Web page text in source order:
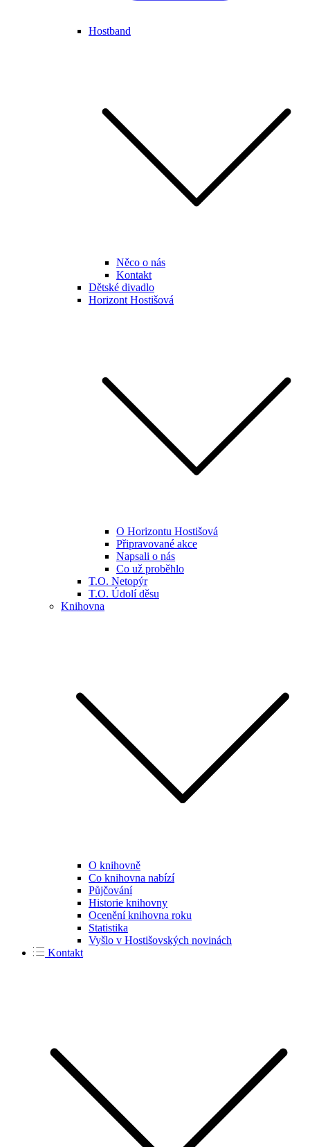
Hostband
Něco o nás
Kontakt
Dětské divadlo
Horizont Hostišová
O Horizontu Hostišová
Připravované akce
Napsali o nás
Co už proběhlo
T.O. Netopýr
T.O. Údolí děsu
Knihovna
O knihovně
Co knihovna nabízí
Půjčování
Historie knihovny
Ocenění knihovna roku
Statistika
Vyšlo v Hostišovských novinách
Kontakt